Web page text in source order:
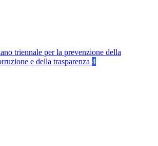
triennale per la prevenzione della
e della trasparenza 4